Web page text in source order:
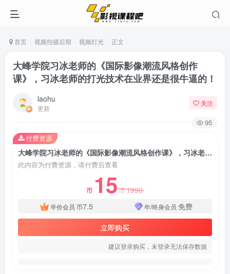
首页 视频拍摄后期 视频灯光 正文
大峰学院习冰老师的《国际影像潮流风格创作
课》，习冰老师的打光技术在业界还是很牛逼的！
laohu
更新
关注
95
大峰学院习冰老师的《国际影像潮流风格创作课》，习冰老师的打光技术在业界还是很牛逼的！
此内容为付费资源，请付费后查看
币 15币1990
半价会员 币7.5 年/终身会员 免费
立即购买
建议登录购买，未登录无法保存数据
付费资源